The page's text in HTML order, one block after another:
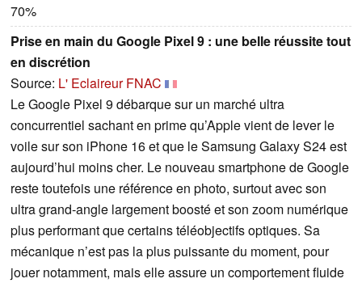
70%
Prise en main du Google Pixel 9 : une belle réussite tout
en discrétion
Source: L' Eclaireur FNAC
Le Google Pixel 9 débarque sur un marché ultra
concurrentiel sachant en prime qu’Apple vient de lever le
voile sur son iPhone 16 et que le Samsung Galaxy S24 est
aujourd’hui moins cher. Le nouveau smartphone de Google
reste toutefois une référence en photo, surtout avec son
ultra grand-angle largement boosté et son zoom numérique
plus performant que certains téléobjectifs optiques. Sa
mécanique n’est pas la plus puissante du moment, pour
jouer notamment, mais elle assure un comportement fluide